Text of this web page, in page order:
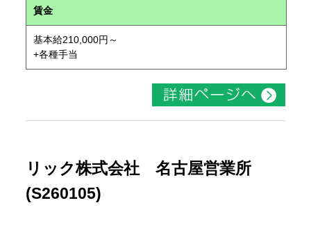
賃金
基本給210,000円～
+各種手当
リック株式会社 名古屋営業所
(S260105)